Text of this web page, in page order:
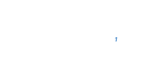
1